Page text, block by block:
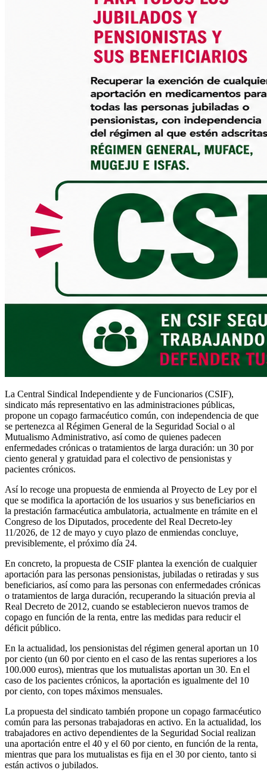
La Central Sindical Independiente y de Funcionarios (CSIF),
sindicato más representativo en las administraciones públicas,
propone un copago farmacéutico común, con independencia de que
se pertenezca al Régimen General de la Seguridad Social o al
Mutualismo Administrativo, así como de quienes padecen
enfermedades crónicas o tratamientos de larga duración: un 30 por
ciento general y gratuidad para el colectivo de pensionistas y
pacientes crónicos.
Así lo recoge una propuesta de enmienda al Proyecto de Ley por el
que se modifica la aportación de los usuarios y sus beneficiarios en
la prestación farmacéutica ambulatoria, actualmente en trámite en el
Congreso de los Diputados, procedente del Real Decreto-ley
11/2026, de 12 de mayo y cuyo plazo de enmiendas concluye,
previsiblemente, el próximo día 24.
En concreto, la propuesta de CSIF plantea la exención de cualquier
aportación para las personas pensionistas, jubiladas o retiradas y sus
beneficiarios, así como para las personas con enfermedades crónicas
o tratamientos de larga duración, recuperando la situación previa al
Real Decreto de 2012, cuando se establecieron nuevos tramos de
copago en función de la renta, entre las medidas para reducir el
déficit público.
En la actualidad, los pensionistas del régimen general aportan un 10
por ciento (un 60 por ciento en el caso de las rentas superiores a los
100.000 euros), mientras que los mutualistas aportan un 30. En el
caso de los pacientes crónicos, la aportación es igualmente del 10
por ciento, con topes máximos mensuales.
La propuesta del sindicato también propone un copago farmacéutico
común para las personas trabajadoras en activo. En la actualidad, los
trabajadores en activo dependientes de la Seguridad Social realizan
una aportación entre el 40 y el 60 por ciento, en función de la renta,
mientras que para los mutualistas es fija en el 30 por ciento, tanto si
están activos o jubilados.